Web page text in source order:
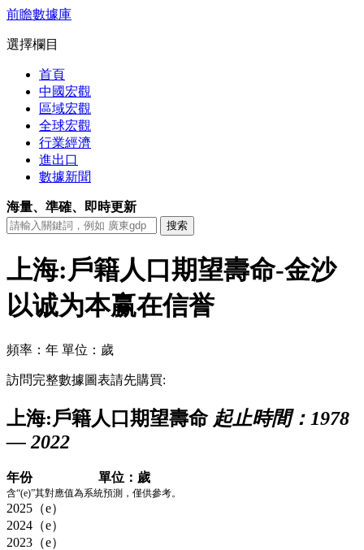
前瞻數據庫
選擇欄目
首頁
中國宏觀
區域宏觀
全球宏觀
行業經濟
進出口
數據新聞
海量、準確、即時更新
上海:戶籍人口期望壽命-金沙
以诚为本赢在信誉
頻率：年 單位：歲
訪問完整數據圖表請先購買:
上海:戶籍人口期望壽命 起止時間：1978
— 2022
年份 單位：歲
含“(e)”其對應值為系統預測，僅供參考。
2025（e）
2024（e）
2023（e）